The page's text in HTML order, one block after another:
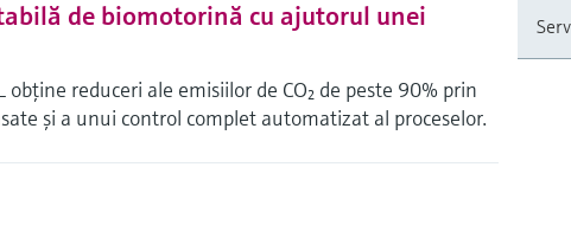
de biomotorină cu ajutorul unei
obţine reduceri ale emisiilor de CO₂ de peste 90% prin
şi a unui control complet automatizat al proceselor.